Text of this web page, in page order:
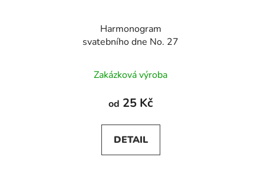
Harmonogram
svatebního dne No. 27
Zakázková výroba
od 25 Kč
DETAIL